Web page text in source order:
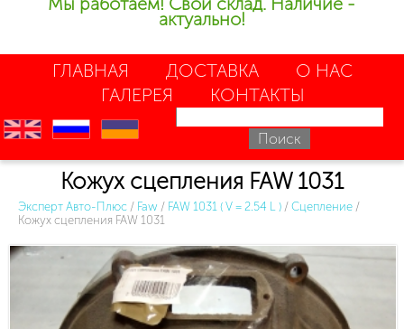
актуально!
ГЛАВНАЯ ДОСТАВКА
О НАС
ГАЛЕРЕЯ
КОНТАКТЫ
en ru uk
Кожух сцепления FAW 1031
Эксперт Авто-Плюс / Faw / FAW 1031 ( V = 2.54 L ) / Сцепление /
Кожух сцепления FAW 1031